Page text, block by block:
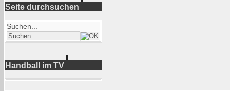
Seite durchsuchen
Suchen...
Handball im TV